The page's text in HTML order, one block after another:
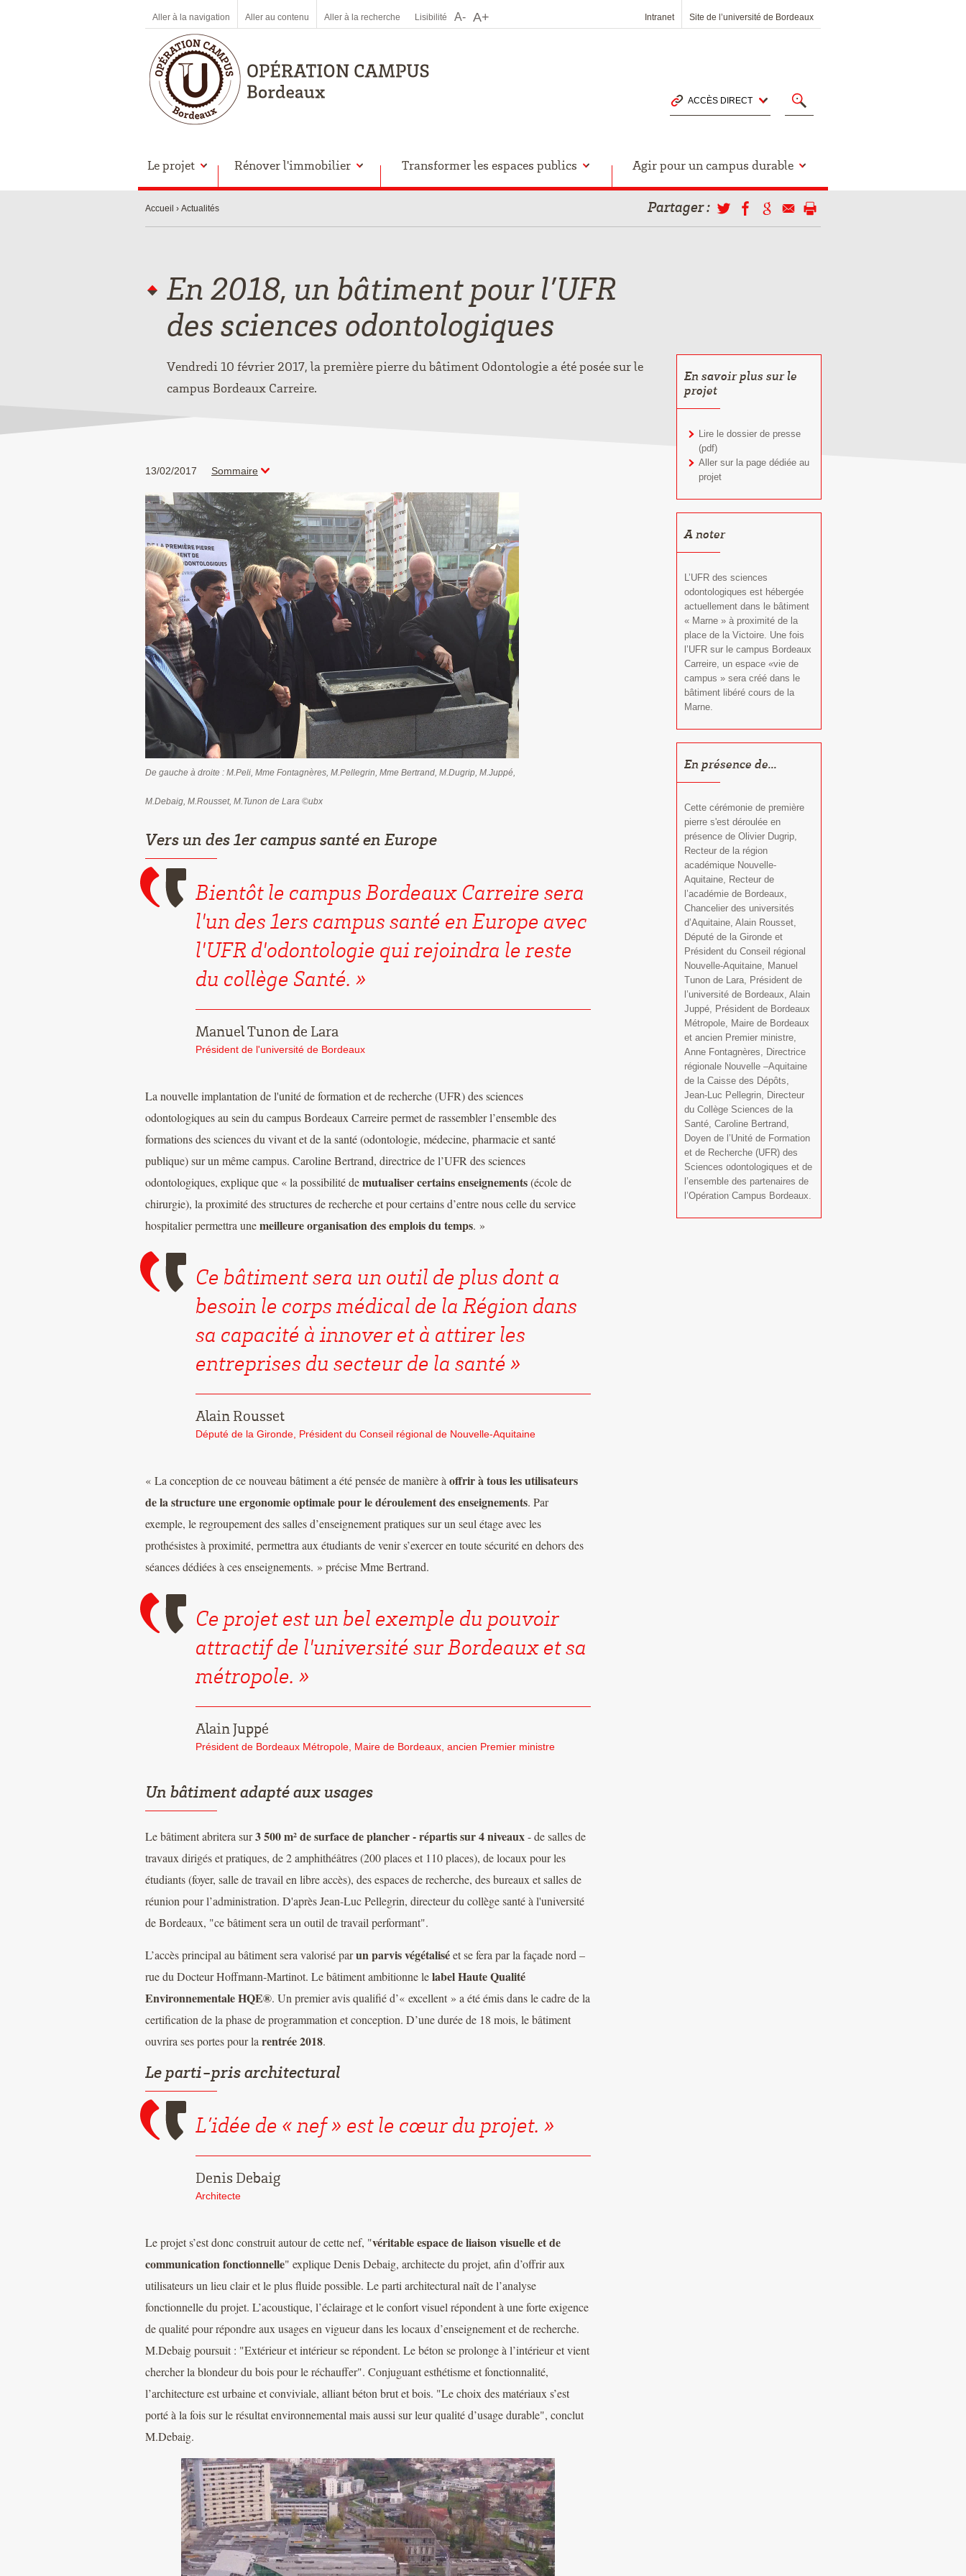
Aller à la navigation Aller au contenu Aller à la recherche Lisibilité A- A+ Intranet Site de l’université de Bordeaux
ACCÈS DIRECT
Le projet Rénover l'immobilier Transformer les espaces publics Agir pour un campus durable
Partager:
Accueil Actualités
En 2018, un bâtiment pour l’UFR
des sciences odontologiques
Vendredi 10 février 2017, la première pierre du bâtiment Odontologie a été posée sur le
campus Bordeaux Carreire.
13/02/2017 Sommaire
De gauche à droite : M.Peli, Mme Fontagnères, M.Pellegrin, Mme Bertrand, M.Dugrip, M.Juppé,
M.Debaig, M.Rousset, M.Tunon de Lara ©ubx
Vers un des 1er campus santé en Europe
Bientôt le campus Bordeaux Carreire sera
l'un des 1ers campus santé en Europe avec
l'UFR d'odontologie qui rejoindra le reste
du collège Santé.
Manuel Tunon de Lara
Président de l'université de Bordeaux
La nouvelle implantation de l'unité de formation et de recherche (UFR) des sciences
odontologiques au sein du campus Bordeaux Carreire permet de rassembler l’ensemble des
formations des sciences du vivant et de la santé (odontologie, médecine, pharmacie et santé
publique) sur un même campus. Caroline Bertrand, directrice de l’UFR des sciences
odontologiques, explique que « la possibilité demutualiser certains enseignements(école de
chirurgie), la proximité des structures de recherche et pour certains d’entre nous celle du service
hospitalier permettra unemeilleure organisation des emplois du temps. »
Ce bâtiment sera un outil de plus dont a
besoin le corps médical de la Région dans
sa capacité à innover et à attirer les
entreprises du secteur de la santé
Alain Rousset
Député de la Gironde, Président du Conseil régional de Nouvelle-Aquitaine
« La conception de ce nouveau bâtiment a été pensée de manière à offrir à tous les utilisateurs
de la structure une ergonomie optimale pour le déroulement des enseignements. Par
exemple, le regroupement des salles d’enseignement pratiques sur un seul étage avec les
prothésistes à proximité, permettra aux étudiants de venir s’exercer en toute sécurité en dehors des
séances dédiées à ces enseignements. » précise Mme Bertrand.
Ce projet est un bel exemple du pouvoir
attractif de l'université sur Bordeaux et sa
métropole.
Alain Juppé
Président de Bordeaux Métropole, Maire de Bordeaux, ancien Premier ministre
Un bâtiment adapté aux usages
Le bâtiment abritera sur3 500 m² de surface de plancher - répartis sur 4 niveaux- de salles de
travaux dirigés et pratiques, de 2 amphithéâtres (200 places et 110 places), de locaux pour les
étudiants (foyer, salle de travail en libre accès), des espaces de recherche, des bureaux et salles de
réunion pour l’administration. D'après Jean-Luc Pellegrin, directeur du collège santé à l'université
de Bordeaux, "ce bâtiment sera un outil de travail performant".
L’accès principal au bâtiment sera valorisé parun parvis végétaliséet se fera par la façade nord –
rue du Docteur Hoffmann-Martinot. Le bâtiment ambitionne lelabel Haute Qualité
Environnementale HQE®. Un premier avis qualifié d’« excellent » a été émis dans le cadre de la
certification de la phase de programmation et conception. D’une durée de 18 mois, le bâtiment
ouvrira ses portes pour la rentrée 2018.
Le parti-pris architectural
L’idée de « nef » est le cœur du projet.
Denis Debaig
Architecte
Le projet s’est donc construit autour de cette nef, "véritable espace de liaison visuelle et de
communication fonctionnelle" explique Denis Debaig, architecte du projet, afin d’offrir aux
utilisateurs un lieu clair et le plus fluide possible. Le parti architectural naît de l’analyse
fonctionnelle du projet. L’acoustique, l’éclairage et le confort visuel répondent à une forte exigence
de qualité pour répondre aux usages en vigueur dans les locaux d’enseignement et de recherche.
M.Debaig poursuit : "Extérieur et intérieur se répondent. Le béton se prolonge à l’intérieur et vient
chercher la blondeur du bois pour le réchauffer". Conjuguant esthétisme et fonctionnalité,
l’architecture est urbaine et conviviale, alliant béton brut et bois. "Le choix des matériaux s’est
porté à la fois sur le résultat environnemental mais aussi sur leur qualité d’usage durable", conclut
M.Debaig.
En savoir plus sur le
projet
Lire le dossier de presse
(pdf)
Aller sur la page dédiée au
projet
A noter
L’UFR des sciences
odontologiques est hébergée
actuellement dans le bâtiment
« Marne » à proximité de la
place de la Victoire. Une fois
l’UFR sur le campus Bordeaux
Carreire, un espace «vie de
campus » sera créé dans le
bâtiment libéré cours de la
Marne.
En présence de...
Cette cérémonie de première
pierre s'est déroulée en
présence de Olivier Dugrip,
Recteur de la région
académique Nouvelle-
Aquitaine, Recteur de
l’académie de Bordeaux,
Chancelier des universités
d’Aquitaine, Alain Rousset,
Député de la Gironde et
Président du Conseil régional
Nouvelle-Aquitaine, Manuel
Tunon de Lara, Président de
l’université de Bordeaux, Alain
Juppé, Président de Bordeaux
Métropole, Maire de Bordeaux
et ancien Premier ministre,
Anne Fontagnères, Directrice
régionale Nouvelle –Aquitaine
de la Caisse des Dépôts,
Jean-Luc Pellegrin, Directeur
du Collège Sciences de la
Santé, Caroline Bertrand,
Doyen de l’Unité de Formation
et de Recherche (UFR) des
Sciences odontologiques et de
l’ensemble des partenaires de
l’Opération Campus Bordeaux.